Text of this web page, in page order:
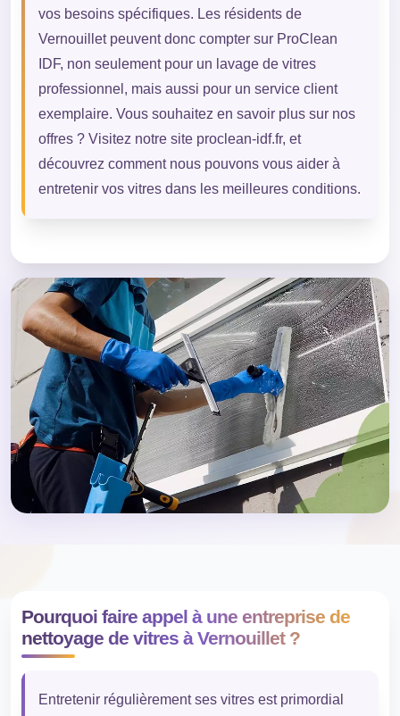
vos besoins spécifiques. Les résidents de
Vernouillet peuvent donc compter sur ProClean
IDF, non seulement pour un lavage de vitres
professionnel, mais aussi pour un service client
exemplaire. Vous souhaitez en savoir plus sur nos
offres ? Visitez notre site proclean-idf.fr, et
découvrez comment nous pouvons vous aider à
entretenir vos vitres dans les meilleures conditions.
Pourquoi faire appel à une entreprise de
nettoyage de vitres à Vernouillet ?
Entretenir régulièrement ses vitres est primordial